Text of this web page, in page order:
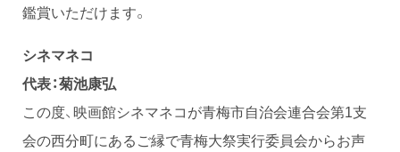
鑑賞いただけます。
シネマネコ
代表：菊池康弘
この度、映画館シネマネコが青梅市自治会連合会第1支
会の西分町にあるご縁で青梅大祭実行委員会からお声